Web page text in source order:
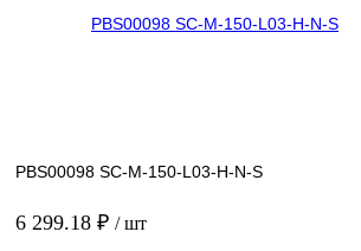
PBS00098 SC-M-150-L03-H-N-S
6 299.18 ₽ / шт